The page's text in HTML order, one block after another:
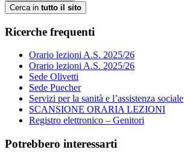
Cerca in tutto il sito
Ricerche frequenti
Orario lezioni A.S. 2025/26
Orario lezioni A.S. 2025/26
Sede Olivetti
Sede Puecher
Servizi per la sanità e l’assistenza sociale
SCANSIONE ORARIA LEZIONI
Registro elettronico – Genitori
Potrebbero interessarti